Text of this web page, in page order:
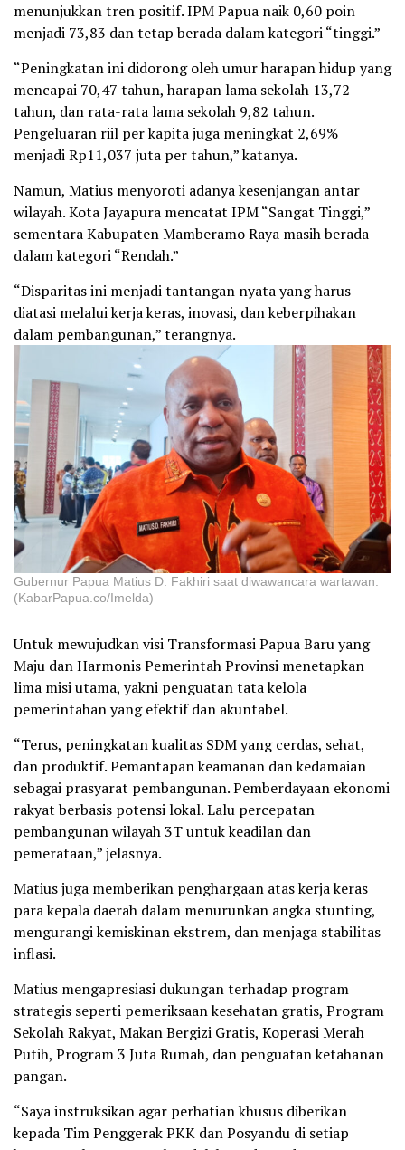
menunjukkan tren positif. IPM Papua naik 0,60 poin
menjadi 73,83 dan tetap berada dalam kategori “tinggi.”
“Peningkatan ini didorong oleh umur harapan hidup yang
mencapai 70,47 tahun, harapan lama sekolah 13,72
tahun, dan rata-rata lama sekolah 9,82 tahun.
Pengeluaran riil per kapita juga meningkat 2,69%
menjadi Rp11,037 juta per tahun,” katanya.
Namun, Matius menyoroti adanya kesenjangan antar
wilayah. Kota Jayapura mencatat IPM “Sangat Tinggi,”
sementara Kabupaten Mamberamo Raya masih berada
dalam kategori “Rendah.”
“Disparitas ini menjadi tantangan nyata yang harus
diatasi melalui kerja keras, inovasi, dan keberpihakan
dalam pembangunan,” terangnya.
Gubernur Papua Matius D. Fakhiri saat diwawancara wartawan.
(KabarPapua.co/Imelda)
Untuk mewujudkan visi Transformasi Papua Baru yang
Maju dan Harmonis Pemerintah Provinsi menetapkan
lima misi utama, yakni penguatan tata kelola
pemerintahan yang efektif dan akuntabel.
“Terus, peningkatan kualitas SDM yang cerdas, sehat,
dan produktif. Pemantapan keamanan dan kedamaian
sebagai prasyarat pembangunan. Pemberdayaan ekonomi
rakyat berbasis potensi lokal. Lalu percepatan
pembangunan wilayah 3T untuk keadilan dan
pemerataan,” jelasnya.
Matius juga memberikan penghargaan atas kerja keras
para kepala daerah dalam menurunkan angka stunting,
mengurangi kemiskinan ekstrem, dan menjaga stabilitas
inflasi.
Matius mengapresiasi dukungan terhadap program
strategis seperti pemeriksaan kesehatan gratis, Program
Sekolah Rakyat, Makan Bergizi Gratis, Koperasi Merah
Putih, Program 3 Juta Rumah, dan penguatan ketahanan
pangan.
“Saya instruksikan agar perhatian khusus diberikan
kepada Tim Penggerak PKK dan Posyandu di setiap